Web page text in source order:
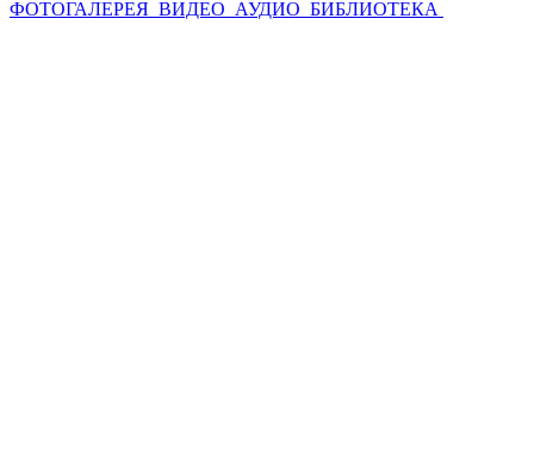
ФОТОГАЛЕРЕЯ ВИДЕО АУДИО БИБЛИОТЕКА